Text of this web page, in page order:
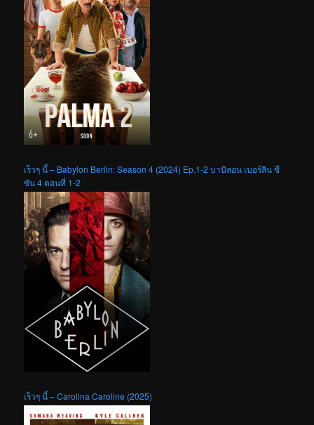
เร็วๆ นี้ – Babylon Berlin: Season 4 (2024) Ep.1-2 บาบิลอน เบอร์ลิน ซี
ซัน 4 ตอนที่ 1-2
เร็วๆ นี้ – Carolina Caroline (2025)